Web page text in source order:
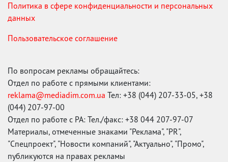
Политика в сфере конфиденциальности и персональных
данных
Пользовательское соглашение
По вопросам рекламы обращайтесь:
Отдел по работе с прямыми клиентами:
reklama@mediadim.com.ua Тел: +38 (044) 207-33-05, +38
(044) 207-97-00
Отдел по работе с РА: Тел./факс: +38 044 207-97-07
Материалы, отмеченные знаками "Реклама", "PR",
"Спецпроект", "Новости компаний", "Актуально", "Промо",
публикуются на правах рекламы